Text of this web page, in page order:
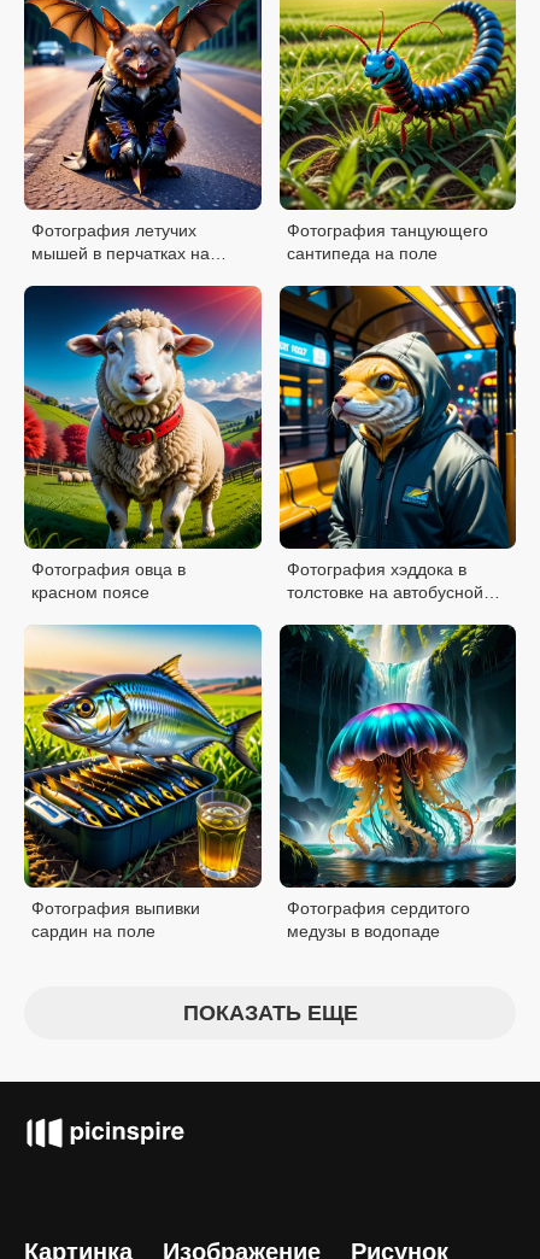
Фотография летучих
мышей в перчатках на
Фотография танцующего
сантипеда на поле
Фотография овца в
красном поясе
Фотография хэддока в
толстовке на автобусной
Фотография выпивки
сардин на поле
Фотография сердитого
медузы в водопаде
ПОКАЗАТЬ ЕЩЕ
Картинка Изображение Рисунок